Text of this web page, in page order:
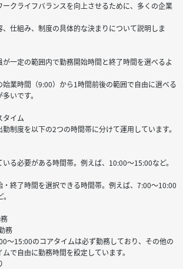
ークライフバランスを向上させるために、多くの企業
仕組み、制度の具体的な決まりについて説明しま
一定の範囲内で勤務開始時間と終了時間を選べるよ
業時間（9:00）から1時間前後の範囲で自由に選べる
いです。
タイム
制度を以下の2つの時間帯に分けて運用しています。
る必要がある時間帯。例えば、10:00～15:00など。
終了時間を選択できる時間帯。例えば、7:00～10:00
務
～15:00のコアタイムは必ず勤務しており、その他の
で自由に勤務時間を設定しています。